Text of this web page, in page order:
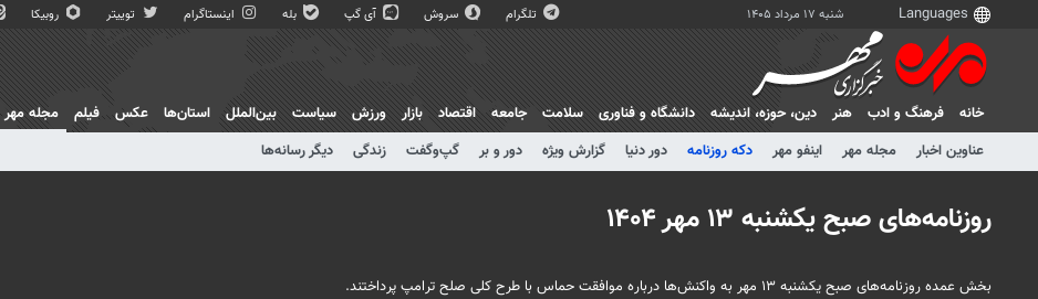
شنبه ۱۷ مرداد ۱۴۰۵ تلگرام سروش آی گپ بله اینستاگرام توییتر روبیکا
خانه فرهنگ و ادب هنر دين، حوزه، انديشه دانشگاه و فناوری سلامت جامعه اقتصاد بازار ورزش سیاست بین‌الملل استان‌ها عکس فیلم
مجله مهر
عناوین اخبار
مجله مهر اینفو مهر دکه روزنامه دور دنیا گزارش ویژه دور و بر گپ‌و‌گفت زندگی دیگر رسانه‌ها
روزنامه‌های صبح یکشنبه ۱۳ مهر ۱۴۰۴
بخش عمده روزنامه‌های صبح یکشنبه ۱۳ مهر به واکنش‌ها درباره موافقت حماس با طرح کلی صلح ترامپ پرداختند.